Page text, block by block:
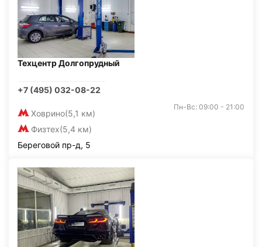
Техцентр Долгопрудный
+7 (495) 032-08-22
Ховрино(5,1 км)
Физтех(5,4 км)
Пн-Вс: 09:00 - 21:00
Береговой пр-д, 5